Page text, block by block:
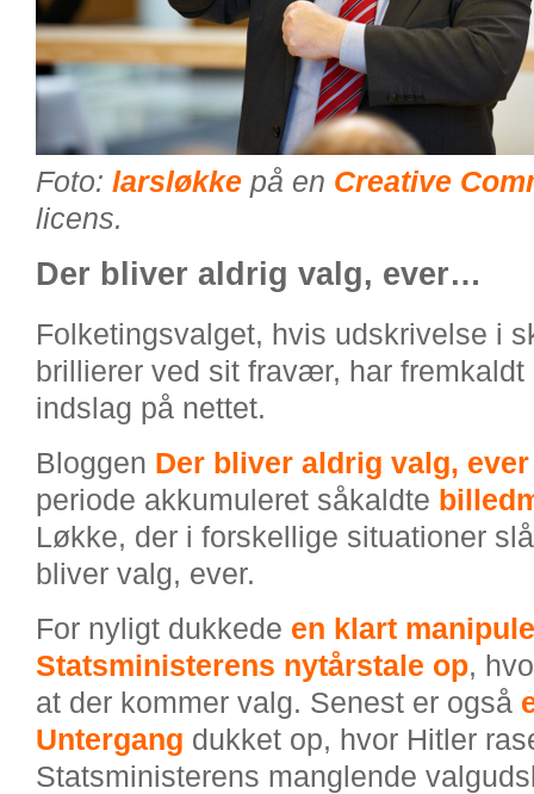
Foto: larsløkke på en Creative
licens.
Der bliver aldrig valg, ever…
Folketingsvalget, hvis udskrivelse i
brillierer ved sit fravær, har
indslag på nettet.
Bloggen Der bliver aldrig valg, ever
periode akkumuleret såkaldte
Løkke, der i forskellige situationer
bliver valg, ever.
For nyligt dukkede en klart
Statsministerens nytårstale op,
at der kommer valg. Senest er også
Untergang dukket op, hvor Hitler
Statsministerens manglende